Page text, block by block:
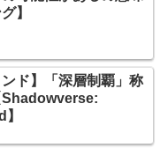
】
ンド】「深層制覇」称
Shadowverse: